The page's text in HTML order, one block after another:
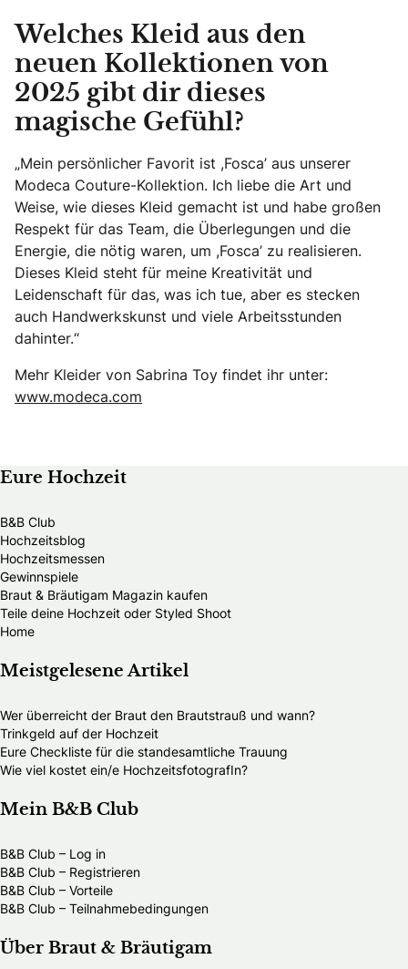
Welches Kleid aus den
neuen Kollektionen von
2025 gibt dir dieses
magische Gefühl?
„Mein persönlicher Favorit ist ,Fosca’ aus unserer
Modeca Couture-Kollektion. Ich liebe die Art und
Weise, wie dieses Kleid gemacht ist und habe großen
Respekt für das Team, die Überlegungen und die
Energie, die nötig waren, um ,Fosca’ zu realisieren.
Dieses Kleid steht für meine Kreativität und
Leidenschaft für das, was ich tue, aber es stecken
auch Handwerkskunst und viele Arbeitsstunden
dahinter.“
Mehr Kleider von Sabrina Toy findet ihr unter:
www.modeca.com
Eure Hochzeit
B&B Club
Hochzeitsblog
Hochzeitsmessen
Gewinnspiele
Braut & Bräutigam Magazin kaufen
Teile deine Hochzeit oder Styled Shoot
Home
Meistgelesene Artikel
Wer überreicht der Braut den Brautstrauß und wann?
Trinkgeld auf der Hochzeit
Eure Checkliste für die standesamtliche Trauung
Wie viel kostet ein/e HochzeitsfotografIn?
Mein B&B Club
B&B Club – Log in
B&B Club – Registrieren
B&B Club – Vorteile
B&B Club – Teilnahmebedingungen
Über Braut & Bräutigam